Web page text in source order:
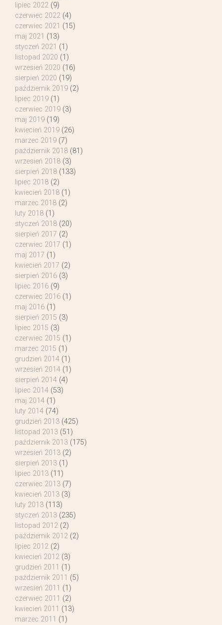
lipiec 2022 (9)
czerwiec 2022 (4)
czerwiec 2021 (15)
maj 2021 (13)
styczeń 2021 (1)
listopad 2020 (1)
wrzesień 2020 (16)
sierpień 2020 (19)
październik 2019 (2)
lipiec 2019 (1)
czerwiec 2019 (3)
maj 2019 (19)
kwiecień 2019 (26)
marzec 2019 (7)
październik 2018 (81)
wrzesień 2018 (3)
sierpień 2018 (133)
lipiec 2018 (2)
kwiecień 2018 (1)
marzec 2018 (2)
luty 2018 (1)
styczeń 2018 (20)
sierpień 2017 (2)
czerwiec 2017 (1)
maj 2017 (1)
kwiecień 2017 (2)
sierpień 2016 (3)
lipiec 2016 (9)
czerwiec 2016 (1)
maj 2016 (1)
sierpień 2015 (3)
lipiec 2015 (3)
czerwiec 2015 (1)
marzec 2015 (1)
grudzień 2014 (1)
wrzesień 2014 (1)
sierpień 2014 (4)
lipiec 2014 (53)
maj 2014 (1)
luty 2014 (74)
grudzień 2013 (425)
listopad 2013 (51)
październik 2013 (175)
wrzesień 2013 (2)
sierpień 2013 (1)
lipiec 2013 (11)
czerwiec 2013 (7)
kwiecień 2013 (3)
luty 2013 (113)
styczeń 2013 (235)
listopad 2012 (2)
październik 2012 (2)
lipiec 2012 (2)
kwiecień 2012 (3)
grudzień 2011 (1)
październik 2011 (5)
wrzesień 2011 (1)
czerwiec 2011 (2)
kwiecień 2011 (13)
marzec 2011 (1)